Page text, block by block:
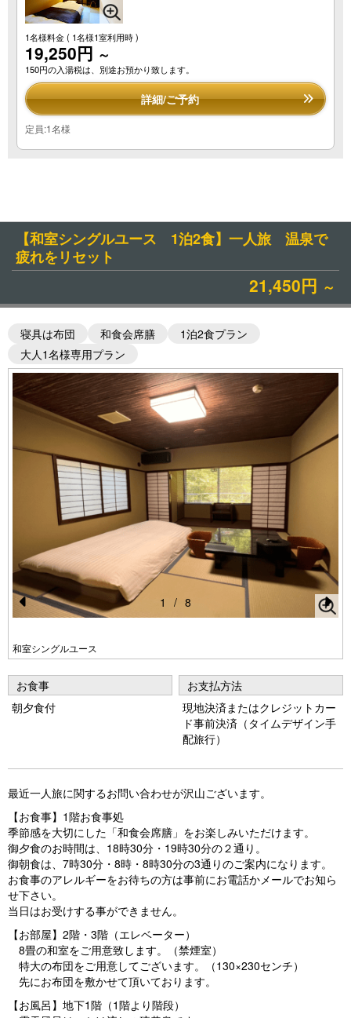
1名様料金( 1名様1室利用時 )
19,250円 ～
150円の入湯税は、別途お預かり致します。
詳細/ご予約
定員:1名様
【和室シングルユース 1泊2食】一人旅 温泉で
疲れをリセット
21,450円 ～
寝具は布団 和食会席膳
1泊2食プラン
大人1名様専用プラン
Pr
e
o
u
和室シングルユース
N
1 / 8
お食事
朝夕食付
お支払方法
現地決済またはクレジットカー
ド事前決済（タイムデザイン手
配旅行）
最近一人旅に関するお問い合わせが沢山ございます。
【お食事】1階お食事処
季節感を大切にした「和食会席膳」をお楽しみいただけます。
御夕食のお時間は、18時30分・19時30分の２通り。
御朝食は、7時30分・8時・8時30分の3通りのご案内になります。
お食事のアレルギーをお待ちの方は事前にお電話かメールでお知ら
せ下さい。
当日はお受けする事ができません。
【お部屋】2階・3階（エレベーター）
8畳の和室をご用意致します。（禁煙室）
特大の布団をご用意してございます。（130×230センチ）
先にお布団を敷かせて頂いております。
【お風呂】地下1階（1階より階段）